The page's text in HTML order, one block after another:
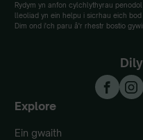
Rydym yn anfon cylchlythyrau
lleoliad yn ein helpu i sicrhau eich
Dim ond i'ch paru â'r rhestr bostio
Explore
Ein gwaith